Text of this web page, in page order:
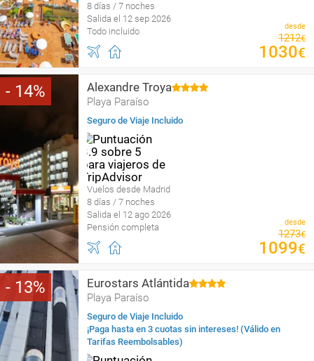
8 días / 7 noches
Salida el 12 sep 2026
Todo incluido
desde
1212€
1030€
14 Alexandre Troya
Playa Paraíso
Seguro de Viaje Incluido
Vuelos desde Madrid
8 días / 7 noches
Salida el 12 ago 2026
Pensión completa
desde
1273€
1099€
13 Eurostars Atlántida
Playa Paraíso
Seguro de Viaje Incluido
¡Paga hasta en 3 cuotas sin intereses! (Válido en
Tarifas Reembolsables)